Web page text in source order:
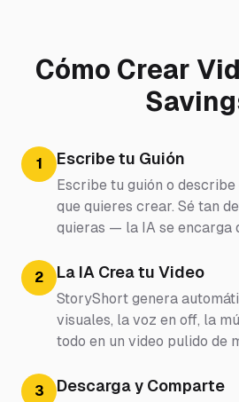
Cómo Crear
1 Escribe tu Guión
Escribe tu guión o
que quieres crear. Sé tan
quieras — la IA se encarga
2 La IA Crea tu Video
StoryShort genera
visuales, la voz en off, la
todo en un video pulido de
3 Descarga y Comparte